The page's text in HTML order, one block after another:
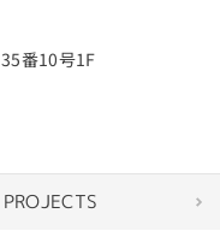
番10号1F
PROJECTS